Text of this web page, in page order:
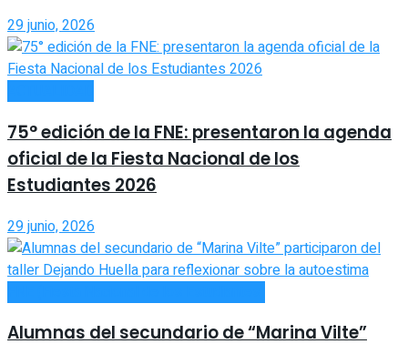
29 junio, 2026
75° edición de la FNE: presentaron la agenda
oficial de la Fiesta Nacional de los
Estudiantes 2026
29 junio, 2026
Alumnas del secundario de “Marina Vilte”